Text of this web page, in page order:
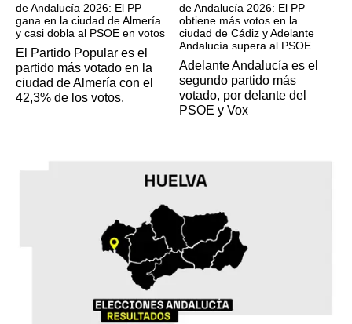
de Andalucía 2026: El PP
gana en la ciudad de Almería
y casi dobla al PSOE en votos
El Partido Popular es el
partido más votado en la
ciudad de Almería con el
42,3% de los votos.
de Andalucía 2026: El PP
obtiene más votos en la
ciudad de Cádiz y Adelante
Andalucía supera al PSOE
Adelante Andalucía es el
segundo partido más
votado, por delante del
PSOE y Vox